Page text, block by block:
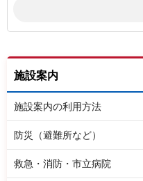
施設案内
施設案内の利用方法
防災（避難所など）
救急・消防・市立病院